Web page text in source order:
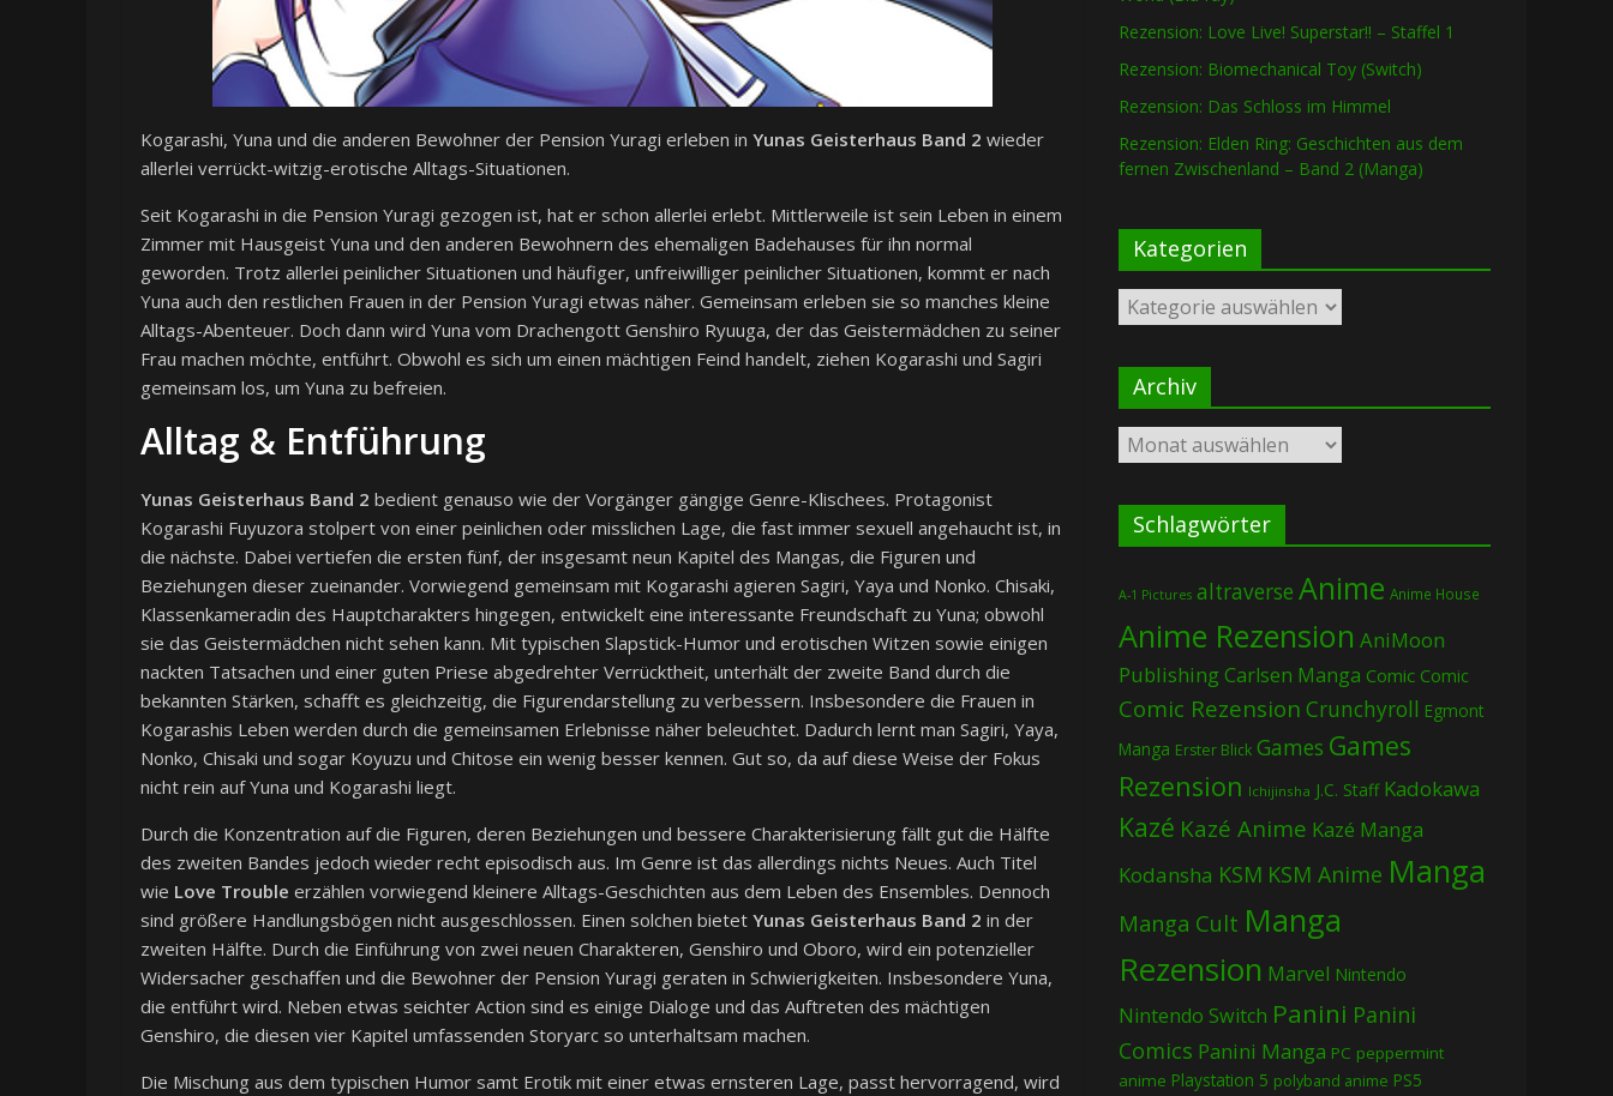
Kogarashi, Yuna und die anderen Bewohner der Pension Yuragi erleben in Yunas Geisterhaus Band 2 wieder
allerlei verrückt-witzig-erotische Alltags-Situationen.
Seit Kogarashi in die Pension Yuragi gezogen ist, hat er schon allerlei erlebt. Mittlerweile ist sein Leben in einem
Zimmer mit Hausgeist Yuna und den anderen Bewohnern des ehemaligen Badehauses für ihn normal
geworden. Trotz allerlei peinlicher Situationen und häufiger, unfreiwilliger peinlicher Situationen, kommt er nach
Yuna auch den restlichen Frauen in der Pension Yuragi etwas näher. Gemeinsam erleben sie so manches kleine
Alltags-Abenteuer. Doch dann wird Yuna vom Drachengott Genshiro Ryuuga, der das Geistermädchen zu seiner
Frau machen möchte, entführt. Obwohl es sich um einen mächtigen Feind handelt, ziehen Kogarashi und Sagiri
gemeinsam los, um Yuna zu befreien.
Alltag & Entführung
Yunas Geisterhaus Band 2 bedient genauso wie der Vorgänger gängige Genre-Klischees. Protagonist
Kogarashi Fuyuzora stolpert von einer peinlichen oder misslichen Lage, die fast immer sexuell angehaucht ist, in
die nächste. Dabei vertiefen die ersten fünf, der insgesamt neun Kapitel des Mangas, die Figuren und
Beziehungen dieser zueinander. Vorwiegend gemeinsam mit Kogarashi agieren Sagiri, Yaya und Nonko. Chisaki,
Klassenkameradin des Hauptcharakters hingegen, entwickelt eine interessante Freundschaft zu Yuna; obwohl
sie das Geistermädchen nicht sehen kann. Mit typischen Slapstick-Humor und erotischen Witzen sowie einigen
nackten Tatsachen und einer guten Priese abgedrehter Verrücktheit, unterhält der zweite Band durch die
bekannten Stärken, schafft es gleichzeitig, die Figurendarstellung zu verbessern. Insbesondere die Frauen in
Kogarashis Leben werden durch die gemeinsamen Erlebnisse näher beleuchtet. Dadurch lernt man Sagiri, Yaya,
Nonko, Chisaki und sogar Koyuzu und Chitose ein wenig besser kennen. Gut so, da auf diese Weise der Fokus
nicht rein auf Yuna und Kogarashi liegt.
Durch die Konzentration auf die Figuren, deren Beziehungen und bessere Charakterisierung fällt gut die Hälfte
des zweiten Bandes jedoch wieder recht episodisch aus. Im Genre ist das allerdings nichts Neues. Auch Titel
wie Love Trouble erzählen vorwiegend kleinere Alltags-Geschichten aus dem Leben des Ensembles. Dennoch
sind größere Handlungsbögen nicht ausgeschlossen. Einen solchen bietet Yunas Geisterhaus Band 2 in der
zweiten Hälfte. Durch die Einführung von zwei neuen Charakteren, Genshiro und Oboro, wird ein potenzieller
Widersacher geschaffen und die Bewohner der Pension Yuragi geraten in Schwierigkeiten. Insbesondere Yuna,
die entführt wird. Neben etwas seichter Action sind es einige Dialoge und das Auftreten des mächtigen
Genshiro, die diesen vier Kapitel umfassenden Storyarc so unterhaltsam machen.
Die Mischung aus dem typischen Humor samt Erotik mit einer etwas ernsteren Lage, passt hervorragend, wird
Rezension: Love Live! Superstar!! – Staffel 1
Rezension: Biomechanical Toy (Switch)
Rezension: Das Schloss im Himmel
Rezension: Elden Ring: Geschichten aus dem
fernen Zwischenland – Band 2 (Manga)
Kategorien
Kategorien
Archiv
Archiv
Schlagwörter
A-1 Pictures altraverse Anime Anime House
Anime Rezension AniMoon
PublishingCarlsen Manga Comic Comic
Comic Rezension Crunchyroll Egmont
Manga Erster Blick Games Games
Rezension Ichijinsha J.C. Staff Kadokawa
Kazé Kazé Anime Kazé Manga
Kodansha KSM KSM Anime Manga
Manga Cult Manga
Rezension Marvel Nintendo
Nintendo Switch Panini Panini
Comics Panini Manga PC peppermint
anime Playstation 5 polyband anime PS5